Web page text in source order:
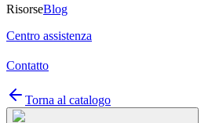
RisorseBlog
Centro assistenza
Contatto
Torna al catalogo